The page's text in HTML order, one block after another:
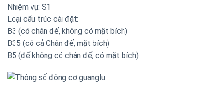
Nhiệm vụ: S1
Loại cấu trúc cài đặt:
B3 (có chân đế, không có mặt bích)
B35 (có cả Chân đế, mặt bích)
B5 (đế không có chân đế, có mặt bích)